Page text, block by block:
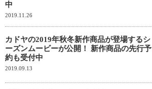
中
2019.11.26
カドヤの2019年秋冬新作商品が登場するシ
ーズンムービーが公開！ 新作商品の先行予
約も受付中
2019.09.13